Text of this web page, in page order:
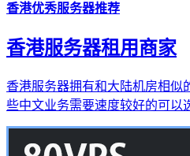
香港优秀服务器推荐
香港服务器租用商家
香港服务器拥有和大陆机房相似
些中文业务需要速度较好的可以